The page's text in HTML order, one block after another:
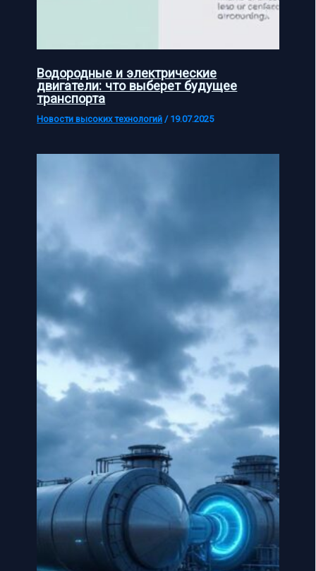
Водородные и электрические
двигатели: что выберет будущее
транспорта
Новости высоких технологий / 19.07.2025